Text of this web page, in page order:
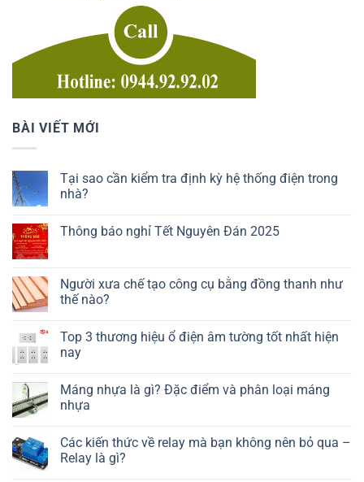
BÀI VIẾT MỚI
Tại sao cần kiểm tra định kỳ hệ thống điện trong
nhà?
Thông báo nghỉ Tết Nguyên Đán 2025
Người xưa chế tạo công cụ bằng đồng thanh như
thế nào?
Top 3 thương hiệu ổ điện âm tường tốt nhất hiện
nay
Máng nhựa là gì? Đặc điểm và phân loại máng
nhựa
Các kiến thức về relay mà bạn không nên bỏ qua –
Relay là gì?